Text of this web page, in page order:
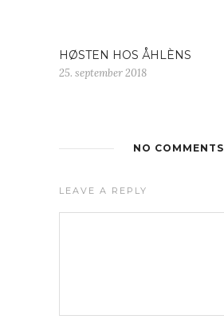
HØSTEN HOS ÅHLÈNS
25. september 2018
NO COMMENTS
LEAVE A REPLY